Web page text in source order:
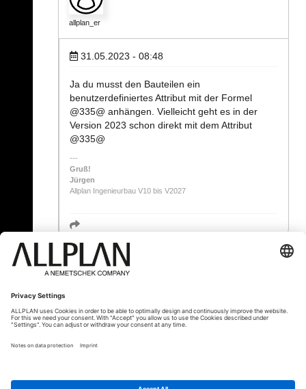
allplan_er
31.05.2023 - 08:48
Ja du musst den Bauteilen ein
benutzerdefiniertes Attribut mit der Formel
@335@ anhängen. Vielleicht geht es in der
Version 2023 schon direkt mit dem Attribut
@335@
Gruß!
Jürgen
Allplan Ingenieurbau V10 bis V2027
« Zurück